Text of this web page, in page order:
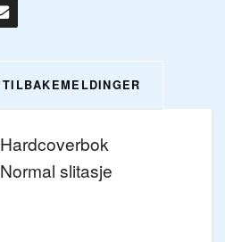
TILBAKEMELDINGER
Hardcoverbok
Normal slitasje